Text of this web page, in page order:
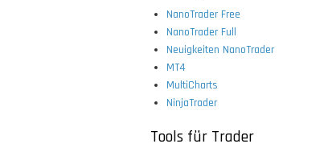
NanoTrader Free
NanoTrader Full
Neuigkeiten NanoTrader
MT4
MultiCharts
NinjaTrader
Tools für Trader